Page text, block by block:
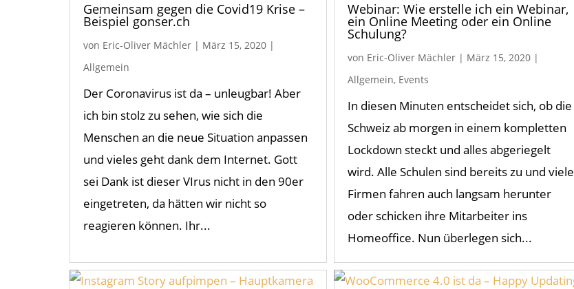
Gemeinsam gegen die Covid19 Krise –
Beispiel gonser.ch
von Eric-Oliver Mächler| März 15, 2020|
Allgemein
Der Coronavirus ist da – unleugbar! Aber
ich bin stolz zu sehen, wie sich die
Menschen an die neue Situation anpassen
und vieles geht dank dem Internet. Gott
sei Dank ist dieser VIrus nicht in den 90er
eingetreten, da hätten wir nicht so
reagieren können. Ihr...
Webinar: Wie erstelle ich ein Webinar,
ein Online Meeting oder ein Online
Schulung?
von Eric-Oliver Mächler| März 15, 2020|
Allgemein, Events
In diesen Minuten entscheidet sich, ob die
Schweiz ab morgen in einem kompletten
Lockdown steckt und alles abgeriegelt
wird. Alle Schulen sind bereits zu und viele
Firmen fahren auch langsam herunter
oder schicken ihre Mitarbeiter ins
Homeoffice. Nun überlegen sich...